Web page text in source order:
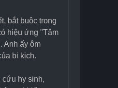
bắt buộc trong
hiệu ứng "Tâm
Anh ấy ôm
bi kịch.
cứu hy sinh,